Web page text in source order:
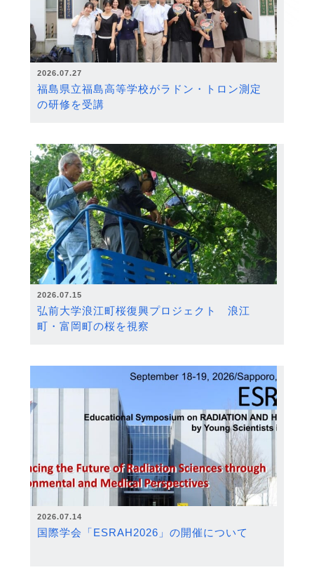
2026.07.27
福島県立福島高等学校がラドン・トロン測定
の研修を受講
2026.07.15
弘前大学浪江町桜復興プロジェクト 浪江
町・富岡町の桜を視察
2026.07.14
国際学会「ESRAH2026」の開催について